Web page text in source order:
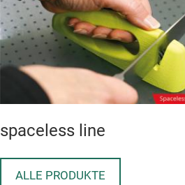
spaceless line
ALLE PRODUKTE